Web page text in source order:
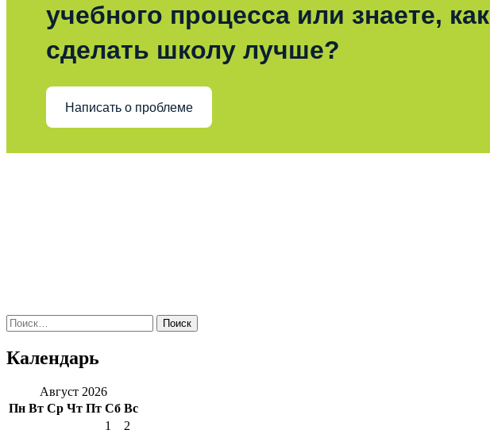
учебного процесса или знаете, как
сделать школу лучше?
Написать о проблеме
Поиск
по:
Календарь
Август 2026
Пн Вт Ср Чт Пт Сб Вс
1
2